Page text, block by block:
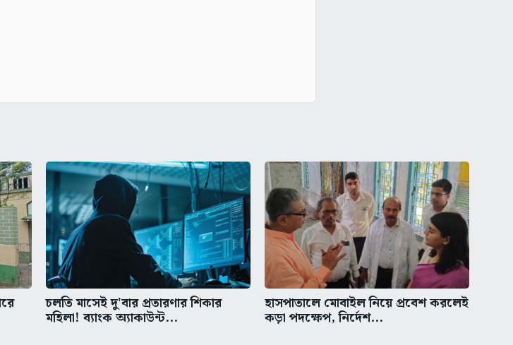
চলতি মাসেই দু'বার প্রতারণার শিকার
মহিলা! ব্যাংক অ্যাকাউন্ট...
হাসপাতালে মোবাইল নিয়ে প্রবেশ করলেই
কড়া পদক্ষেপ, নির্দেশ...